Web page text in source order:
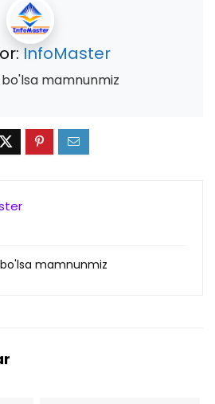
InfoMaster
mamnunmiz
mamnunmiz